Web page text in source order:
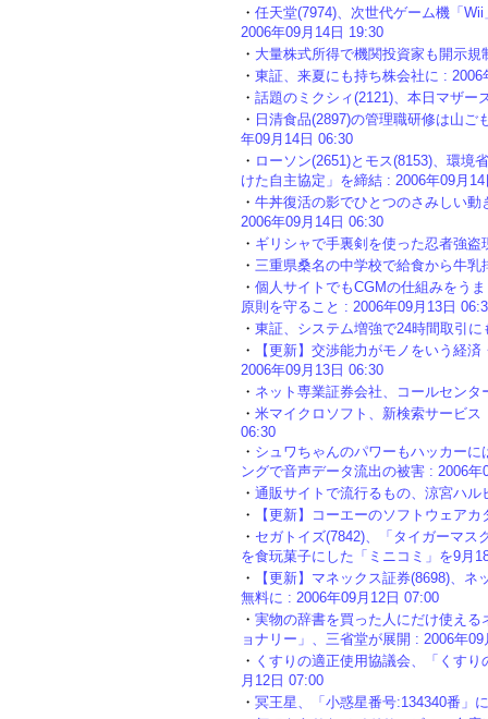
・ 任天堂(7974)、次世代ゲーム機「
2006年09月14日 19:30
・ 大量株式所得で機関投資家も開示
・ 東証、来夏にも持ち株会社に : 2006
・ 話題のミクシィ(2121)、本日マザー
・ 日清食品(2897)の管理職研修は山
年09月14日 06:30
・ ローソン(2651)とモス(8153)、環境
けた自主協定」を締結 : 2006年09月
・ 牛丼復活の影でひとつのさみしい
2006年09月14日 06:30
・ ギリシャで手裏剣を使った忍者強
・ 三重県桑名の中学校で給食から牛
・ 個人サイトでもCGMの仕組みをう
原則を守ること : 2006年09月13日
・ 東証、システム増強で24時間取引
・
【更新】交渉能力がモノをいう経
2006年09月13日 06:30
・ ネット専業証券会社、コールセン
・ 米マイクロソフト、新検索サービ
06:30
・ シュワちゃんのパワーもハッカー
ングで音声データ流出の被害 : 2006年
・ 通販サイトで流行るもの、涼宮ハ
・
【更新】コーエーのソフトウェア
・ セガトイズ(7842)、「タイガーマス
を食玩菓子にした「ミニコミ」を9月
・
【更新】マネックス証券(8698)、
無料に : 2006年09月12日 07:00
・ 実物の辞書を買った人にだけ使え
ョナリー」、三省堂が展開 : 2006年
・ くすりの適正使用協議会、「くす
月12日 07:00
・ 冥王星、「小惑星番号:134340番」